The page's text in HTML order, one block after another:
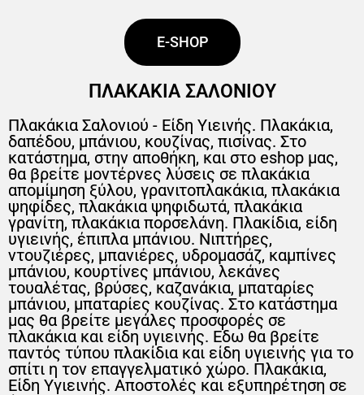
E-SHOP
ΠΛΑΚΑΚΙΑ ΣΑΛΟΝΙΟΥ
Πλακάκια Σαλονιού - Είδη Υιεινής. Πλακάκια,
δαπέδου, μπάνιου, κουζίνας, πισίνας. Στο
κατάστημα, στην αποθήκη, και στο eshop μας,
θα βρείτε μοντέρνες λύσεις σε πλακάκια
απομίμηση ξύλου, γρανιτοπλακάκια, πλακάκια
ψηφίδες, πλακάκια ψηφιδωτά, πλακάκια
γρανίτη, πλακάκια πορσελάνη. Πλακίδια, είδη
υγιεινής, έπιπλα μπάνιου. Νιπτήρες,
ντουζιέρες, μπανιέρες, υδρομασάζ, καμπίνες
μπάνιου, κουρτίνες μπάνιου, λεκάνες
τουαλέτας, βρύσες, καζανάκια, μπαταρίες
μπάνιου, μπαταρίες κουζίνας. Στο κατάστημα
μας θα βρείτε μεγάλες προσφορές σε
πλακάκια και είδη υγιεινής. Εδω θα βρείτε
παντός τύπου πλακίδια και είδη υγιεινής για το
σπίτι η τον επαγγελματικό χώρο. Πλακάκια,
Είδη Υγιεινής. Αποστολές και εξυπηρέτηση σε